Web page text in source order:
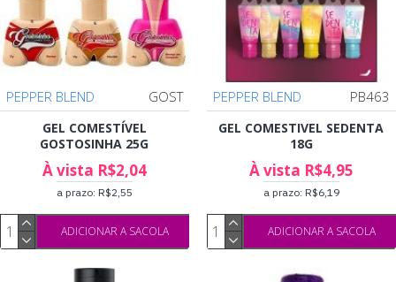
PEPPER BLEND GOST
GEL COMESTÍVEL
GOSTOSINHA 25G
À vista R$2,04
a prazo: R$2,55
ADICIONAR A SACOLA
PEPPER BLEND PB463
GEL COMESTIVEL SEDENTA
18G
À vista R$4,95
a prazo: R$6,19
ADICIONAR A SACOLA